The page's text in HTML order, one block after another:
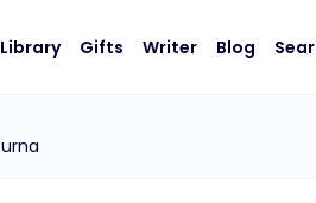
Library Gifts Writer Blog